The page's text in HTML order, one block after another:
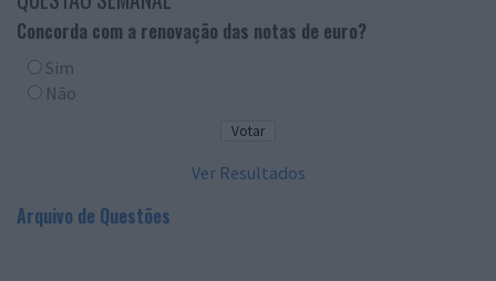
Concorda com a renovação das notas de euro?
Sim
Não
Ver Resultados
Arquivo de Questões